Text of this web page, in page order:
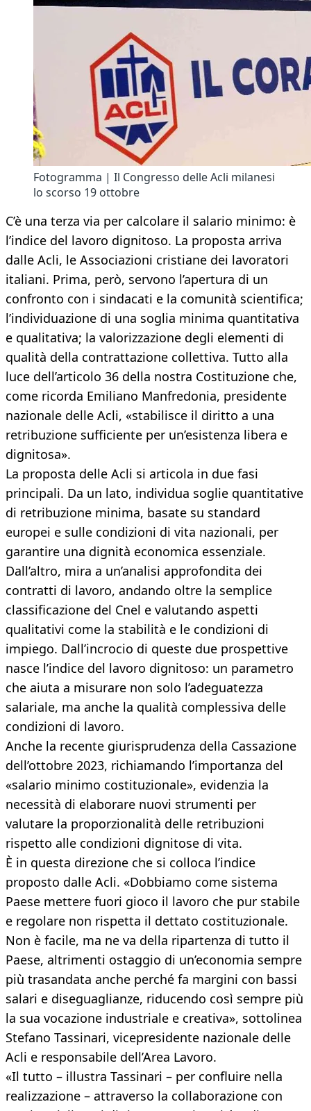
Fotogramma | Il Congresso delle Acli milanesi
lo scorso 19 ottobre
C’è una terza via per calcolare il salario minimo: è
l’indice del lavoro dignitoso. La proposta arriva
dalle Acli, le Associazioni cristiane dei lavoratori
italiani. Prima, però, servono l’apertura di un
confronto con i sindacati e la comunità scientifica;
l’individuazione di una soglia minima quantitativa
e qualitativa; la valorizzazione degli elementi di
qualità della contrattazione collettiva. Tutto alla
luce dell’articolo 36 della nostra Costituzione che,
come ricorda Emiliano Manfredonia, presidente
nazionale delle Acli, «stabilisce il diritto a una
retribuzione sufficiente per un’esistenza libera e
dignitosa».
La proposta delle Acli si articola in due fasi
principali. Da un lato, individua soglie quantitative
di retribuzione minima, basate su standard
europei e sulle condizioni di vita nazionali, per
garantire una dignità economica essenziale.
Dall’altro, mira a un’analisi approfondita dei
contratti di lavoro, andando oltre la semplice
classificazione del Cnel e valutando aspetti
qualitativi come la stabilità e le condizioni di
impiego. Dall’incrocio di queste due prospettive
nasce l’indice del lavoro dignitoso: un parametro
che aiuta a misurare non solo l’adeguatezza
salariale, ma anche la qualità complessiva delle
condizioni di lavoro.
Anche la recente giurisprudenza della Cassazione
dell’ottobre 2023, richiamando l’importanza del
«salario minimo costituzionale», evidenzia la
necessità di elaborare nuovi strumenti per
valutare la proporzionalità delle retribuzioni
rispetto alle condizioni dignitose di vita.
È in questa direzione che si colloca l’indice
proposto dalle Acli. «Dobbiamo come sistema
Paese mettere fuori gioco il lavoro che pur stabile
e regolare non rispetta il dettato costituzionale.
Non è facile, ma ne va della ripartenza di tutto il
Paese, altrimenti ostaggio di un’economia sempre
più trasandata anche perché fa margini con bassi
salari e diseguaglianze, riducendo così sempre più
la sua vocazione industriale e creativa», sottolinea
Stefano Tassinari, vicepresidente nazionale delle
Acli e responsabile dell’Area Lavoro.
«Il tutto – illustra Tassinari – per confluire nella
realizzazione – attraverso la collaborazione con